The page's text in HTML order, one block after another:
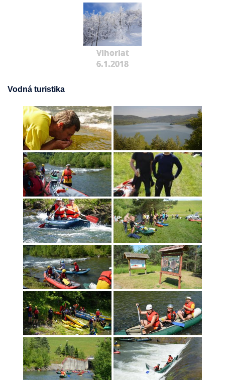
Vihorlat
6.1.2018
Vodná turistika